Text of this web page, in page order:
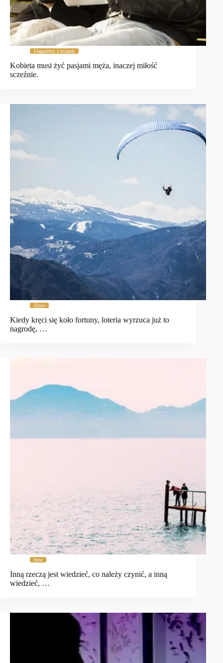
Fragmenty z książek
Kobieta musi żyć pasjami męża, inaczej miłość
sczeźnie.
Życie
Kiedy kręci się koło fortuny, loteria wyrzuca już to
nagrodę, …
Inne
Inną rzeczą jest wiedzieć, co należy czynić, a inną
wiedzieć, …